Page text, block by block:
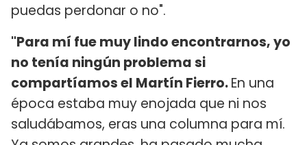
puedas perdonar o no".
"Para mí fue muy lindo encontrarnos, yo
no tenía ningún problema si
compartíamos el Martín Fierro.En una
época estaba muy enojada que ni nos
saludábamos, eras una columna para mí.